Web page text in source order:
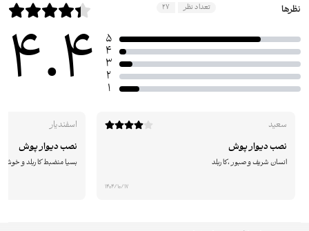
نظرها تعداد نظر 27
5
4
3
2
1
4.4
سعید
نصب دیوار پوش
انسان شریف و صبور ،کاربلد
1404/10/17
اسفندیار
نصب دیوار پوش
بسیا منضبط کاربلد و خوش